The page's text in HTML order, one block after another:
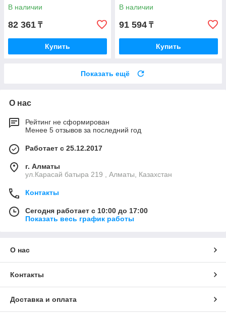
В наличии
82 361 ₸
Купить
В наличии
91 594 ₸
Купить
Показать ещё
О нас
Рейтинг не сформирован
Менее 5 отзывов за последний год
Работает с 25.12.2017
г. Алматы
ул.Карасай батыра 219 , Алматы, Казахстан
Контакты
Сегодня работает с 10:00 до 17:00
Показать весь график работы
О нас
Контакты
Доставка и оплата